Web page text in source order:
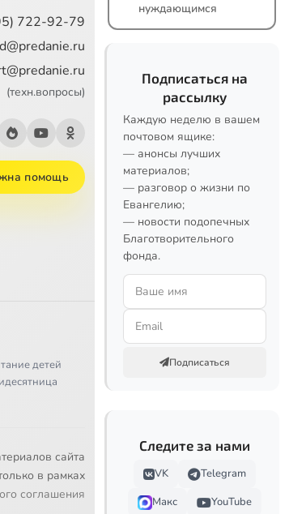
722-92-79
(техн.вопросы)
помощь
детей
сайта
в рамках
соглашения
нуждающимся
Подписаться на
рассылку
Каждую неделю в вашем
почтовом ящике:
— анонсы лучших
материалов;
— разговор о жизни по
Евангелию;
— новости подопечных
Благотворительного
фонда.
Подписаться
Следите за нами
VK
Telegram
Макс
YouTube